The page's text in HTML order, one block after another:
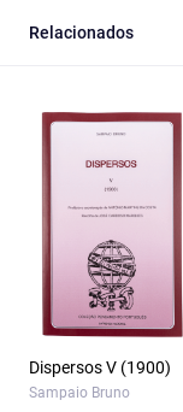
Relacionados
Dispersos V (1900)
Sampaio Bruno